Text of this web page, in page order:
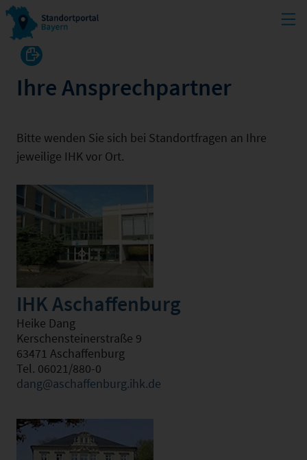
Ihre Ansprechpartner
Bitte wenden Sie sich bei Standortfragen an Ihre
jeweilige IHK vor Ort.
IHK Aschaffenburg
Heike Dang
Kerschensteinerstraße 9
63471 Aschaffenburg
Tel. 06021/880-0
dang@aschaffenburg.ihk.de